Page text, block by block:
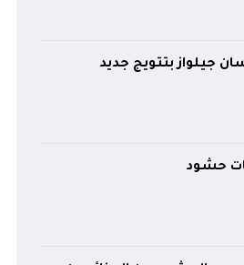
جيلواز بتتويج جديد
حشود